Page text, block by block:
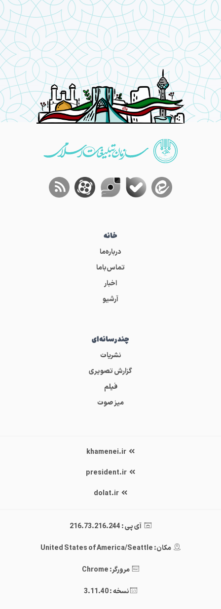
خانه
درباره‌ما
تماس‌باما
اخبار
آرشیو
چندرسانه‌ای
نشریات
گزارش تصویری
فیلم
میز صوت
khamenei.ir
president.ir
dolat.ir
آی پی : 216.73.216.244
مکان: United States of America/Seattle
مرورگر: Chrome
نسخه : 3.11.40